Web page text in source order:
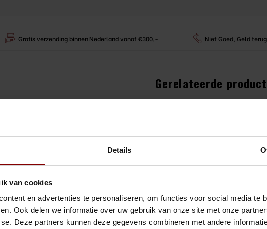
Details
van cookies
en advertenties te personaliseren, om functies voor social media te
Ook delen we informatie over uw gebruik van onze site met onze
Deze partners kunnen deze gegevens combineren met andere
Gratis verzending binnen Nederland vanaf €300,- Niet Goed, Geld
jouw cocktail toolset.
Gerelateerde
Boston
€31,50
Bekijk product